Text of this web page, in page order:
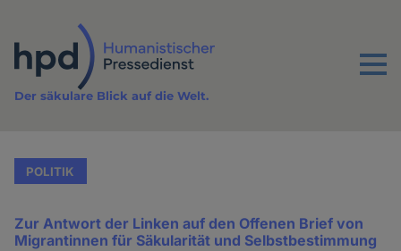
Inhalt
Menu
Der säkulare Blick auf die Welt.
POLITIK
Zur Antwort der Linken auf den Offenen Brief von
Migrantinnen für Säkularität und Selbstbestimmung